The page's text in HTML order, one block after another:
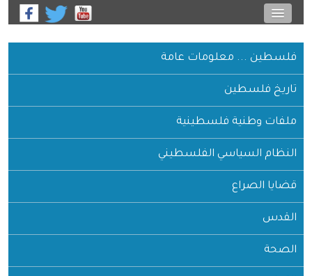
فلسطين ... معلومات عامة
تاريخ فلسطين
ملفات وطنية فلسطينية
النظام السياسي الفلسطيني
قضايا الصراع
القدس
الصحة